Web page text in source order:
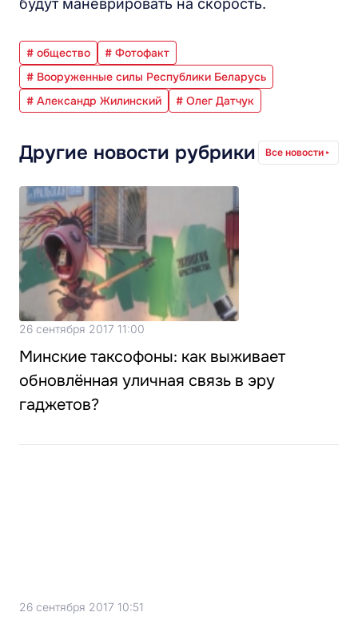
будут маневрировать на скорость.
# общество
# Фотофакт
# Вооруженные силы Республики Беларусь
# Александр Жилинский
# Олег Датчук
Другие новости рубрики Все новости
26 сентября 2017 11:00
Минские таксофоны: как выживает
обновлённая уличная связь в эру
гаджетов?
26 сентября 2017 10:51